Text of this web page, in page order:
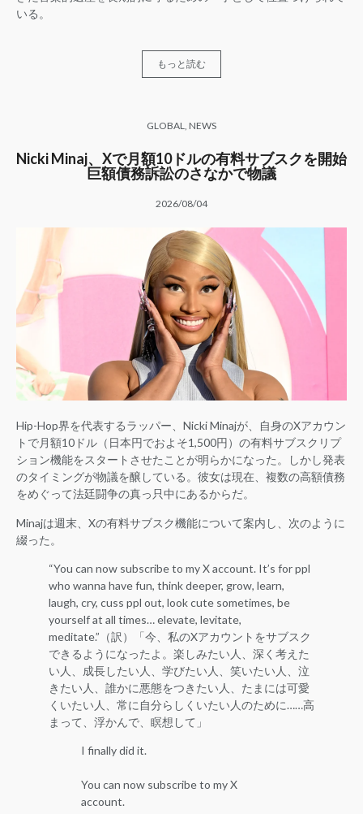
いる。
もっと読む
GLOBAL NEWS
Nicki Minaj、Xで月額10ドルの有料サブスクを開始
巨額債務訴訟のさなかで物議
2026/08/04
Hip-Hop界を代表するラッパー、Nicki Minajが、自身のXアカウン
トで月額10ドル（日本円でおよそ1,500円）の有料サブスクリプ
ション機能をスタートさせたことが明らかになった。しかし発表
のタイミングが物議を醸している。彼女は現在、複数の高額債務
をめぐって法廷闘争の真っ只中にあるからだ。
Minajは週末、Xの有料サブスク機能について案内し、次のように
綴った。
“You can now subscribe to my X account. It’s for ppl
who wanna have fun, think deeper, grow, learn,
laugh, cry, cuss ppl out, look cute sometimes, be
yourself at all times… elevate, levitate,
meditate.”（訳）「今、私のXアカウントをサブスク
できるようになったよ。楽しみたい人、深く考えた
い人、成長したい人、学びたい人、笑いたい人、泣
きたい人、誰かに悪態をつきたい人、たまには可愛
くいたい人、常に自分らしくいたい人のために……高
まって、浮かんで、瞑想して」
I finally did it.
You can now subscribe to my X
account.